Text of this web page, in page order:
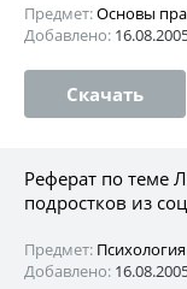
Предмет:Основы
Добавлено:
Скачать
Реферат по теме
подростков из
Предмет: Психология
Добавлено: